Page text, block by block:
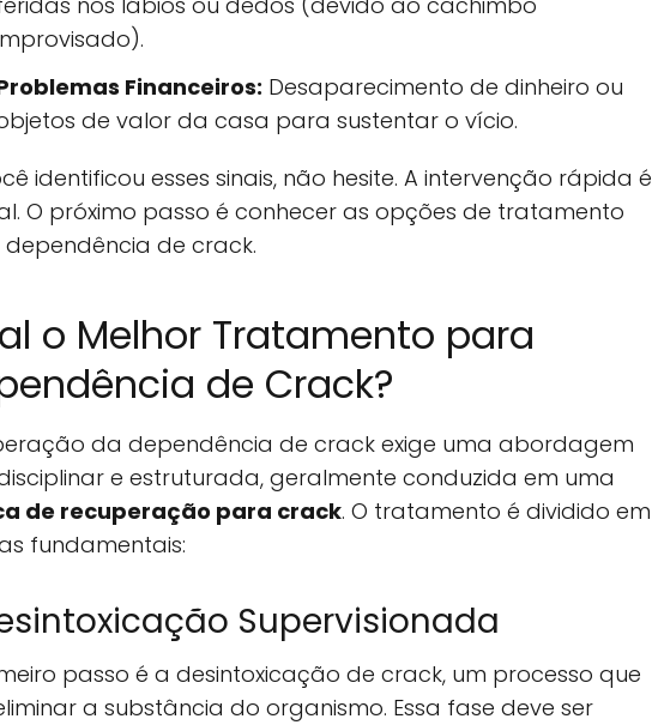
Financeiros: Desaparecimento de dinheiro ou
de valor da casa para sustentar o vício.
identificou esses sinais, não hesite. A intervenção rápida é
O próximo passo é conhecer as opções de tratamento
de crack.
o Melhor Tratamento para
de Crack?
da dependência de crack exige uma abordagem
e estruturada, geralmente conduzida em uma
de recuperação para crack. O tratamento é dividido em
fundamentais:
Supervisionada
passo é a desintoxicação de crack, um processo que
a substância do organismo. Essa fase deve ser